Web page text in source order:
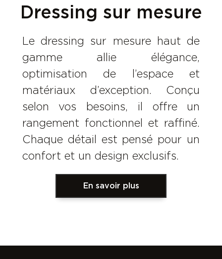
Dressing sur mesure
Le dressing sur mesure haut de
gamme allie élégance,
optimisation de l’espace et
matériaux d’exception. Conçu
selon vos besoins, il offre un
rangement fonctionnel et raffiné.
Chaque détail est pensé pour un
confort et un design exclusifs.
En savoir plus